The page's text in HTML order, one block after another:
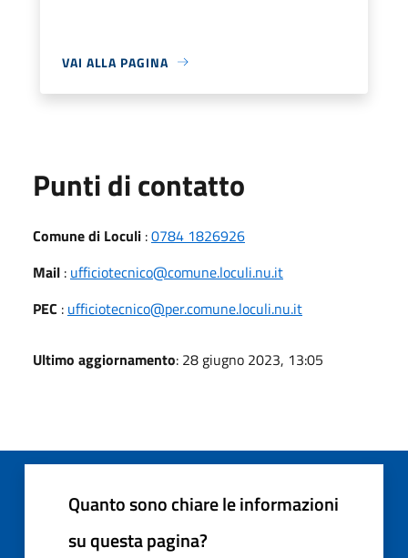
VAI ALLA PAGINA
Punti di contatto
Comune di Loculi :0784 1826926
Mail : ufficiotecnico@comune.loculi.nu.it
PEC : ufficiotecnico@per.comune.loculi.nu.it
Ultimo aggiornamento: 28 giugno 2023, 13:05
Quanto sono chiare le informazioni
su questa pagina?